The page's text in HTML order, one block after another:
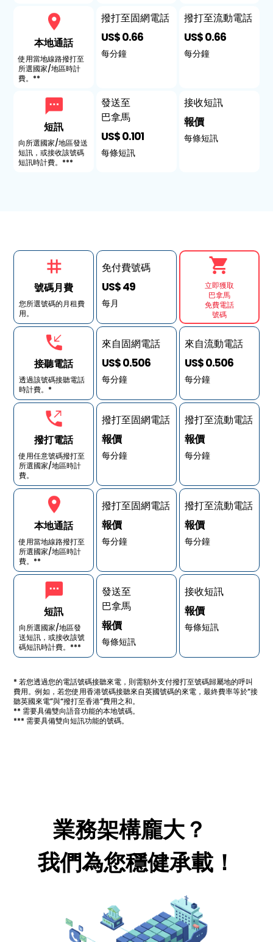
本地通話
使用當地線路撥打至
所選國家/地區時計
費。**
短訊
向所選國家/地區發送
短訊，或接收該號碼
短訊時計費。***
撥打至固網電話
US$ 0.66
每分鐘
發送至
巴拿馬
US$ 0.101
每條短訊
撥打至流動電話
US$ 0.66
每分鐘
接收短訊
報價
每條短訊
號碼月費
您所選號碼的月租費
用。
接聽電話
透過該號碼接聽電話
時計費。*
撥打電話
使用任意號碼撥打至
所選國家/地區時計
費。
本地通話
使用當地線路撥打至
所選國家/地區時計
費。**
短訊
向所選國家/地區發
送短訊，或接收該號
碼短訊時計費。***
免付費號碼
US$ 49
每月
來自固網電話
US$ 0.506
每分鐘
撥打至固網電話
報價
每分鐘
撥打至固網電話
報價
每分鐘
發送至
巴拿馬
報價
每條短訊
立即獲取
巴拿馬
免費電話
號碼
來自流動電話
US$ 0.506
每分鐘
撥打至流動電話
報價
每分鐘
撥打至流動電話
報價
每分鐘
接收短訊
報價
每條短訊
* 若您透過您的電話號碼接聽來電，則需額外支付撥打至號碼歸屬地的呼叫
費用。例如，若您使用香港號碼接聽來自英國號碼的來電，最終費率等於“接
聽英國來電”與“撥打至香港”費用之和。
** 需要具備雙向語音功能的本地號碼。
*** 需要具備雙向短訊功能的號碼。
業務架構龐大？
我們為您穩健承載！